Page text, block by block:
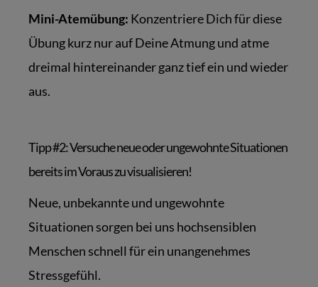
Mini-Atemübung: Konzentriere Dich für diese
Übung kurz nur auf Deine Atmung und atme
dreimal hintereinander ganz tief ein und wieder
aus.
Tipp #2: Versuche neue oder ungewohnte Situationen
bereits im Voraus zu visualisieren!
Neue, unbekannte und ungewohnte
Situationen sorgen bei uns hochsensiblen
Menschen schnell für ein unangenehmes
Stressgefühl.